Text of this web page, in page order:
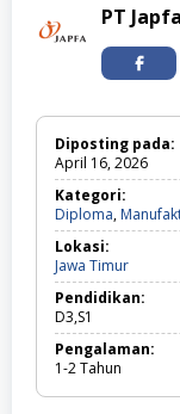
PT
Diposting pada:
April 16, 2026
Kategori:
Diploma,
Lokasi:
Jawa TimurJawa
Timur
Pendidikan:
D3,S1
Pengalaman:
1-2Tahun